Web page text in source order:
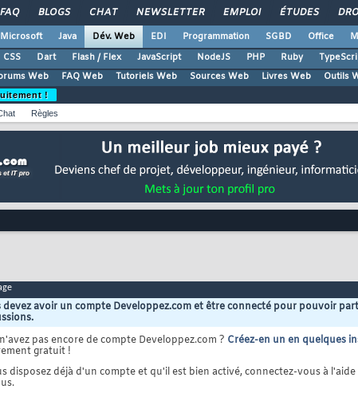
FAQ BLOGS CHAT NEWSLETTER EMPLOI ÉTUDES
Microsoft Java Dév. Web EDI Programmation SGBD Office
CSS Dart Flash / Flex JavaScript NodeJS PHP Ruby
Web
FAQ Web Tutoriels Web Sources Web Livres Web Outils
!
Règles
devez avoir un compte Developpez.com et être connecté pour pouvoir
pas encore de compte Developpez.com ? Créez-en un en quelques
gratuit !
disposez déjà d'un compte et qu'il est bien activé, connectez-vous à